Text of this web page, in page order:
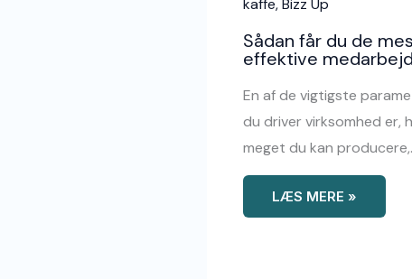
Sådan får du de
effektive
En af de vigtigste
du driver virksomhed er,
meget du kan
LÆS MERE »